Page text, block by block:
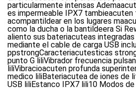
particularmente intensas
es impermeable IPX7
acompantildear en los lugares
como la ducha o la bantildeera Si
aliento sus bateriacuteas
mediante el cable de carga USB
ppstrongCaracteriacutesticas
punto G liliVibrador frecuencia
liliVibracioacuten profunda
medico liliBateriacutea de iones de
USB liliEstanco IPX7 lili10 Modos